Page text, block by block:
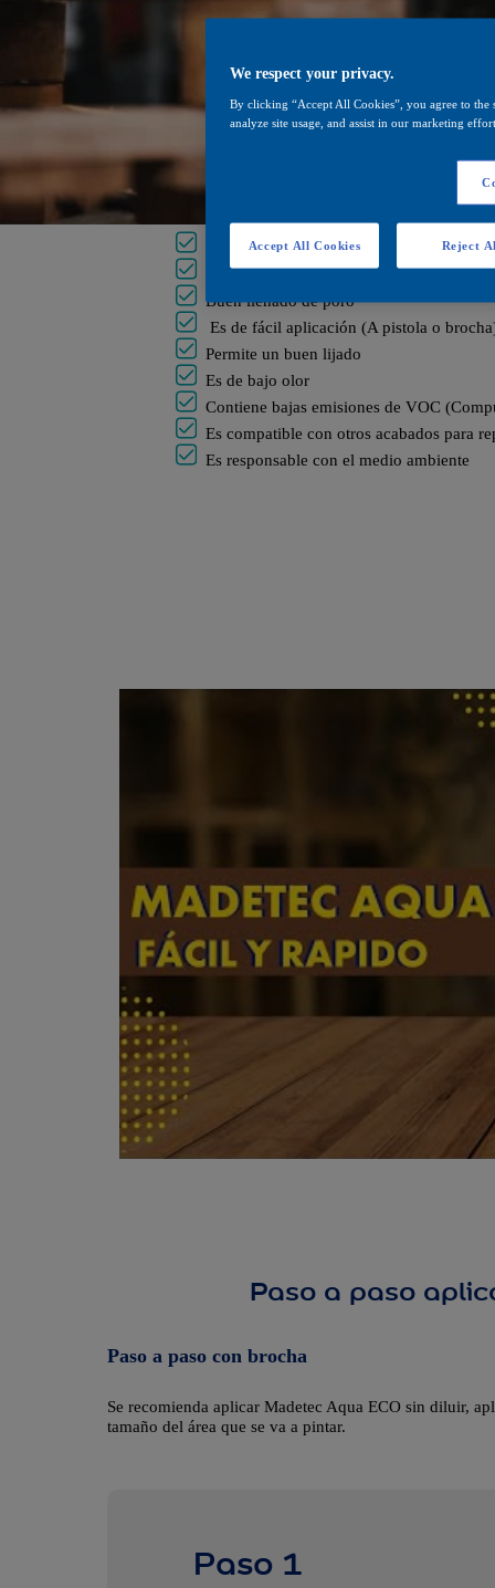
Utiliza el agua como disolvente
Da alta transparencia resaltando el
Buen llenado de poro
Es de fácil aplicación (A pistola o
Permite un buen lijado
Es de bajo olor
Contiene bajas emisiones de VOC
Es compatible con otros acabados para
Es responsable con el medio ambiente
Paso a paso
Paso a paso con brocha
Se recomienda aplicar Madetec Aqua ECO sin diluir,
tamaño del área que se va a pintar.
Paso 1
We respect your privacy.
By clicking “Accept All Cookies”, you agree to
analyze site usage, and assist in our marketing
Reject
Accept All Cookies